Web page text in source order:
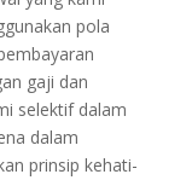
pola
gaji dan
selektif dalam
dalam
prinsip kehati-